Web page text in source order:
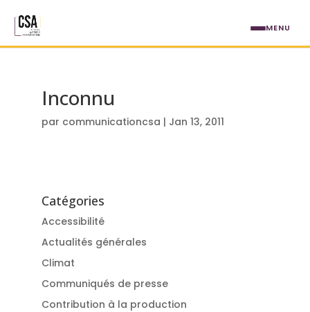
Inconnu
par communicationcsa | Jan 13, 2011
Catégories
Accessibilité
Actualités générales
Climat
Communiqués de presse
Contribution à la production
MENU